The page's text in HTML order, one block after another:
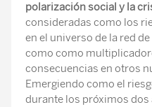
polarización social y la
consideradas como los
en el universo de la red
como como
consecuencias en otros
Emergiendo como el
durante los próximos dos